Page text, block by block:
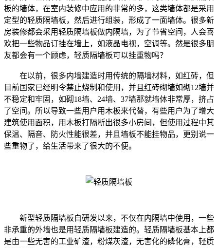
板的墙体，在室内装修中应用的非常的多，这类墙体都是采用
定型的轻质隔墙板，然后进行组装，形成了一面墙体。很多新
房装修都会采用轻质隔墙板做内隔墙，为了节省空间，人会喜
欢把一些物品订挂在墙上，如液晶电视，空调等。然是很多朋
友都会有一个顾虑，轻质隔墙板可以挂重物吗？
在以前，很多内墙建造时用传统的隔墙材料，如红砖，但
目前国家已经明令禁止烧制和使用，并且红砖砌墙如砌12墙并
不稳定和牢固，如砌18墙、24墙、37墙那就墙体非常厚，挤占
了空间。所以导致一些用户用木板来代替，有些用户为了增大
建筑使用面积，用木板打隔断出很多小房间，但使用过程中其
保温、隔音、防火性能很差，并且墙板不能挂物品，更别说一
些重物了，给生活带来了很大的不便。
新型轻质隔墙板自研发以来，不仅在内隔墙中使用，一些
非承重的外墙也是用轻质隔墙板建造的。轻质隔墙板基本上都
是由一些无害的工业矿渣，粉煤灰渣，无害化的磷化膏，轻质